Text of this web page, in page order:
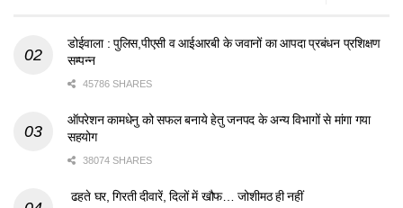
डोईवाला : पुलिस,पीएसी व आईआरबी के जवानों का आपदा प्रबंधन प्रशिक्षण
सम्पन्न
45786 SHARES
ऑपरेशन कामधेनु को सफल बनाये हेतु जनपद के अन्य विभागों से मांगा गया
सहयोग
38074 SHARES
ढहते घर, गिरती दीवारें, दिलों में खौफ… जोशीमठ ही नहीं